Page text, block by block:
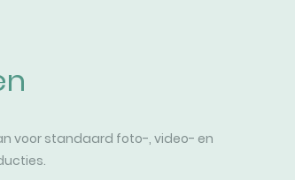
voor standaard foto-, video- en